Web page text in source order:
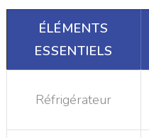
ÉLÉMENTS
ESSENTIELS
Réfrigérateur